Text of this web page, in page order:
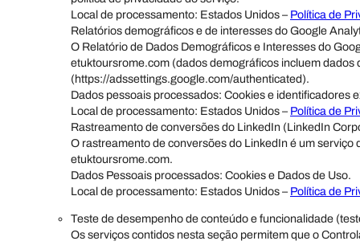
Local de processamento: Estados Unidos – Política de
Relatórios demográficos e de interesses do Google
O Relatório de Dados Demográficos e Interesses do
etuktoursrome.com (dados demográficos incluem
(https://adssettings.google.com/authenticated).
Dados pessoais processados: Cookies e identificadores
Local de processamento: Estados Unidos – Política de
Rastreamento de conversões do LinkedIn (LinkedIn
O rastreamento de conversões do LinkedIn é um
etuktoursrome.com.
Dados Pessoais processados: Cookies e Dados de Uso.
Local de processamento: Estados Unidos – Política de
Teste de desempenho de conteúdo e funcionalidade
Os serviços contidos nesta seção permitem que o